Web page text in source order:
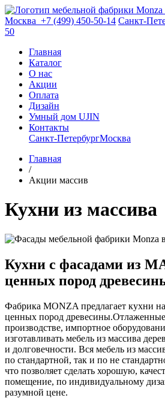
Москва +7 (499) 450-50-14 Санкт-
50
Главная
Каталог
О нас
Акции
Оплата
Дизайн
Умный дом UJIN
Контакты
Санкт-ПетербургМосква
Главная
/
Акции массив
Кухни из массива
Кухни с фасадами из
ценных пород
Фабрика MONZA предлагает кухни на
ценных пород
производстве, импортное
изготавливать мебель из массива
и долговечности. Вся мебель из
по стандартной, так и по не
что позволяет сделать хорошую,
помещение, по индивидуальному
разумной цене.